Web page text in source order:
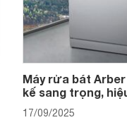
Máy rửa bát
kế sang trọng,
17/09/2025